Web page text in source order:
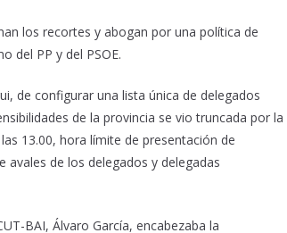
los recortes y abogan por una política de
del PP y del PSOE.
de configurar una lista única de delegados
de la provincia se vio truncada por la
13.00, hora límite de presentación de
avales de los delegados y delegadas
BAI, Álvaro García, encabezaba la